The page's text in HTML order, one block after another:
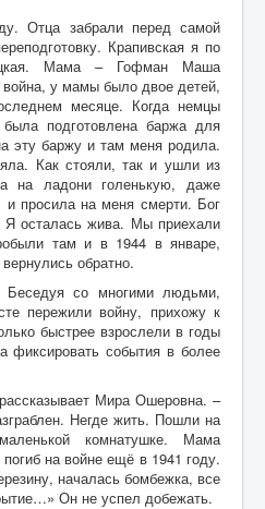
Отца забрали перед самой
Крапивская я по
Мама – Гофман Маша
у мамы было двое детей,
месяце. Когда немцы
подготовлена баржа для
эту баржу и там меня родила.
Как стояли, так и ушли из
на ладони голенькую, даже
и просила на меня смерти. Бог
Я осталась жива. Мы приехали
там и в 1944 в январе,
обратно.
со многими людьми,
пережили войну, прихожу к
быстрее взрослели в годы
фиксировать события в более
Мира Ошеровна. –
Негде жить. Пошли на
комнатушке. Мама
на войне ещё в 1941 году.
началась бомбежка, все
Он не успел добежать.